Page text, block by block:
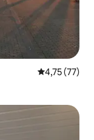
4,75 de uma
4,75 (77)